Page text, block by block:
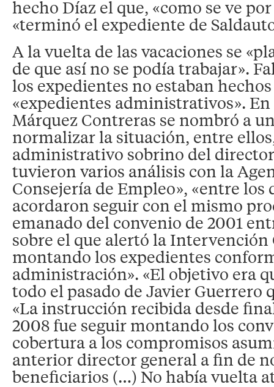
hecho Díaz el que, «como se ve
«terminó el expediente de
A la vuelta de las vacaciones se
de que así no se podía trabajar».
los expedientes no estaban
«expedientes administrativos».
Márquez Contreras se nombró a
normalizar la situación, entre
administrativo sobrino del director
tuvieron varios análisis con la
Consejería de Empleo», «entre los
acordaron seguir con el mismo
emanado del convenio de 2001
sobre el que alertó la Intervención
montando los expedientes
administración». «El objetivo era
todo el pasado de Javier Guerrero
«La instrucción recibida desde
2008 fue seguir montando los
cobertura a los compromisos
anterior director general a fin de
beneficiarios (…) No había vuelta